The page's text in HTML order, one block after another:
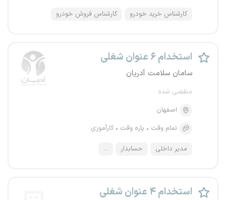
کارشناس خرید خودرو کارشناس فروش خودرو
استخدام ۶ عنوان شغلی
سامان سلامت آدریان
منقضی شده
اصفهان
تمام وقت
پاره وقت کارآموزی
مدیر داخلی حسابدار ...
استخدام ۴ عنوان شغلی